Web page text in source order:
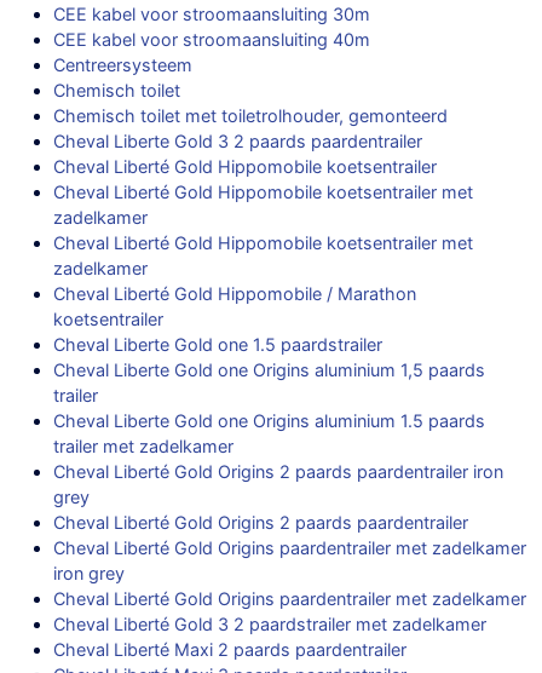
CEE kabel voor stroomaansluiting 30m
CEE kabel voor stroomaansluiting 40m
Centreersysteem
Chemisch toilet
Chemisch toilet met toiletrolhouder, gemonteerd
Cheval Liberte Gold 3 2 paards paardentrailer
Cheval Liberté Gold Hippomobile koetsentrailer
Cheval Liberté Gold Hippomobile koetsentrailer met
zadelkamer
Cheval Liberté Gold Hippomobile koetsentrailer met
zadelkamer
Cheval Liberté Gold Hippomobile / Marathon
koetsentrailer
Cheval Liberte Gold one 1.5 paardstrailer
Cheval Liberte Gold one Origins aluminium 1,5 paards
trailer
Cheval Liberte Gold one Origins aluminium 1.5 paards
trailer met zadelkamer
Cheval Liberté Gold Origins 2 paards paardentrailer iron
grey
Cheval Liberté Gold Origins 2 paards paardentrailer
Cheval Liberté Gold Origins paardentrailer met zadelkamer
iron grey
Cheval Liberté Gold Origins paardentrailer met zadelkamer
Cheval Liberté Gold 3 2 paardstrailer met zadelkamer
Cheval Liberté Maxi 2 paards paardentrailer